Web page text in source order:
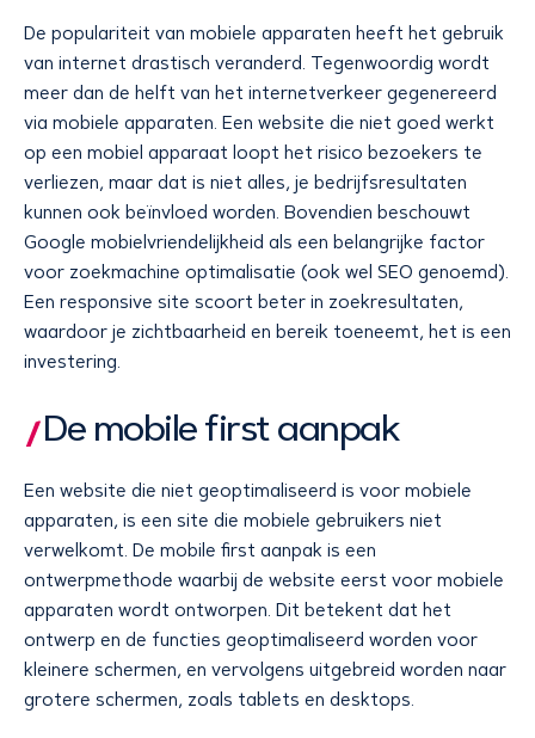
De populariteit van mobiele apparaten heeft het gebruik
van internet drastisch veranderd. Tegenwoordig wordt
meer dan de helft van het internetverkeer gegenereerd
via mobiele apparaten. Een website die niet goed werkt
op een mobiel apparaat loopt het risico bezoekers te
verliezen, maar dat is niet alles, je bedrijfsresultaten
kunnen ook beïnvloed worden. Bovendien beschouwt
Google mobielvriendelijkheid als een belangrijke factor
voor zoekmachine optimalisatie (ook wel SEO genoemd).
Een responsive site scoort beter in zoekresultaten,
waardoor je zichtbaarheid en bereik toeneemt, het is een
investering.
De mobile first aanpak
Een website die niet geoptimaliseerd is voor mobiele
apparaten, is een site die mobiele gebruikers niet
verwelkomt. De mobile first aanpak is een
ontwerpmethode waarbij de website eerst voor mobiele
apparaten wordt ontworpen. Dit betekent dat het
ontwerp en de functies geoptimaliseerd worden voor
kleinere schermen, en vervolgens uitgebreid worden naar
grotere schermen, zoals tablets en desktops.